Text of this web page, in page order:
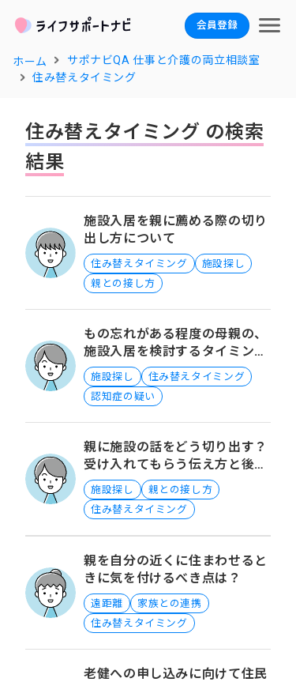
会員登録
ホーム
サポナビQA 仕事と介護の両立相談室
住み替えタイミング
住み替えタイミング の検索
結果
施設入居を親に薦める際の切り
出し方について
住み替えタイミング
施設探し
親との接し方
もの忘れがある程度の母親の、
施設入居を検討するタイミング
について
施設探し
住み替えタイミング
認知症の疑い
親に施設の話をどう切り出す？
受け入れてもらう伝え方と後悔
しない施設選びのポイント
施設探し
親との接し方
住み替えタイミング
親を自分の近くに住まわせると
きに気を付けるべき点は？
遠距離
家族との連携
住み替えタイミング
老健への申し込みに向けて住民